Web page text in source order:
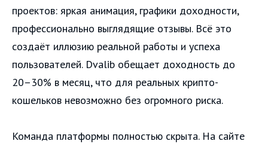
проектов: яркая анимация, графики доходности,
профессионально выглядящие отзывы. Всё это
создаёт иллюзию реальной работы и успеха
пользователей. Dvalib обещает доходность до
20–30% в месяц, что для реальных крипто-
кошельков невозможно без огромного риска.
Команда платформы полностью скрыта. На сайте